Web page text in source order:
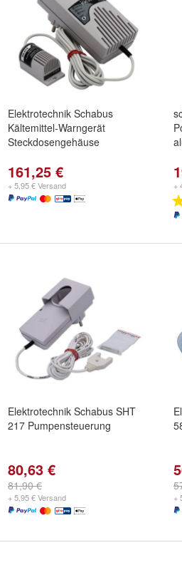
Elektrotechnik Schabus
Kältemittel-Warngerät
Steckdosengehäuse
161,25 €
+ 5,95 € Versand +
Elektrotechnik Schabus SHT
217 Pumpensteuerung
80,63 €
81,90 €
+ 5,95 € Versand +